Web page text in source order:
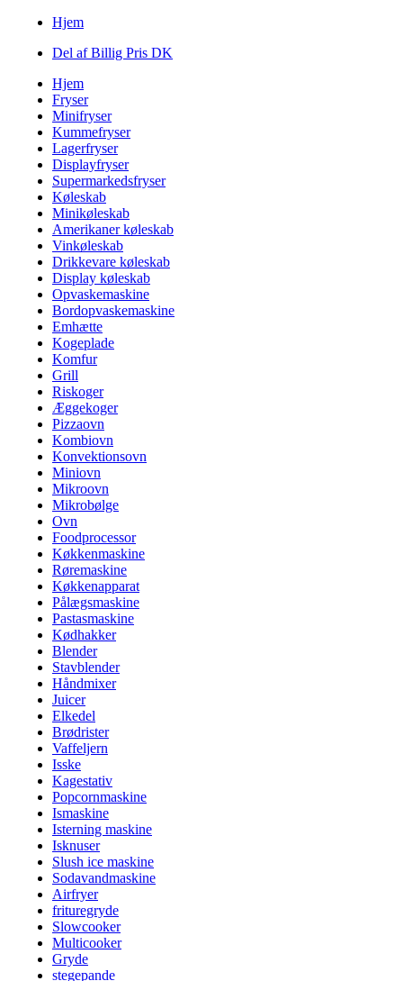
Hjem
Del af Billig Pris DK
Hjem
Fryser
Minifryser
Kummefryser
Lagerfryser
Displayfryser
Supermarkedsfryser
Køleskab
Minikøleskab
Amerikaner køleskab
Vinkøleskab
Drikkevare køleskab
Display køleskab
Opvaskemaskine
Bordopvaskemaskine
Emhætte
Kogeplade
Komfur
Grill
Riskoger
Æggekoger
Pizzaovn
Kombiovn
Konvektionsovn
Miniovn
Mikroovn
Mikrobølge
Ovn
Foodprocessor
Køkkenmaskine
Røremaskine
Køkkenapparat
Pålægsmaskine
Pastasmaskine
Kødhakker
Blender
Stavblender
Håndmixer
Juicer
Elkedel
Brødrister
Vaffeljern
Isske
Kagestativ
Popcornmaskine
Ismaskine
Isterning maskine
Isknuser
Slush ice maskine
Sodavandmaskine
Airfryer
frituregryde
Slowcooker
Multicooker
Gryde
stegepande